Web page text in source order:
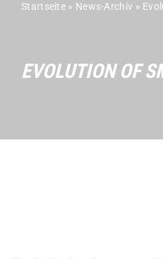
Startseite » News-Archiv »
EVOLUTION OF